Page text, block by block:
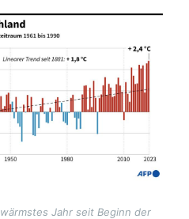
Jahr seit Beginn der